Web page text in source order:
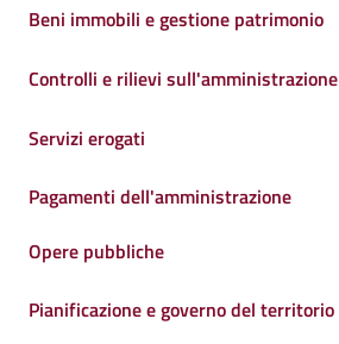
Beni immobili e gestione patrimonio
Controlli e rilievi sull'amministrazione
Servizi erogati
Pagamenti dell'amministrazione
Opere pubbliche
Pianificazione e governo del territorio